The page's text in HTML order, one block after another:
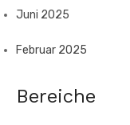
Juni 2025
Februar 2025
Bereiche